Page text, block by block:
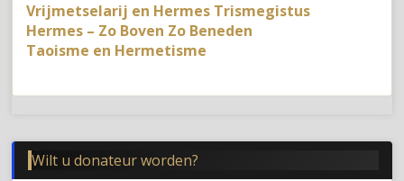
Vrijmetselarij en Hermes Trismegistus
Hermes – Zo Boven Zo Beneden
Taoisme en Hermetisme
Wilt u donateur worden?